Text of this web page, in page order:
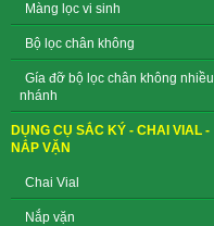
Màng lọc vi sinh
Bộ lọc chân không
Gía đỡ bộ lọc chân không nhiều
nhánh
DỤNG CỤ SẮC KÝ - CHAI VIAL -
NẮP VẶN
Chai Vial
Nắp vặn